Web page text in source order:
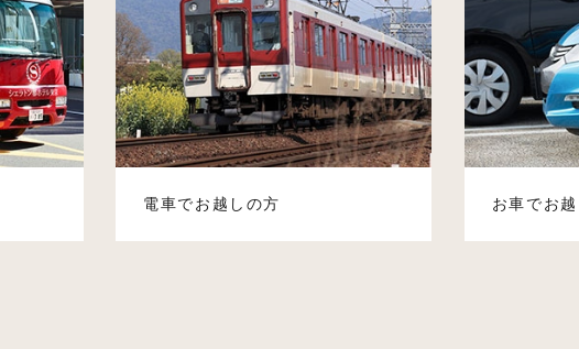
電車でお越しの方 お車でお